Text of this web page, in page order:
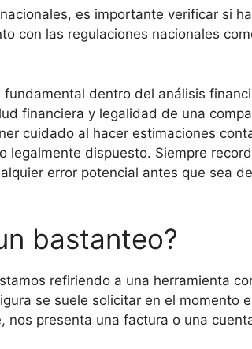
es importante verificar si
con las regulaciones nacionales
dentro del análisis
financiera y legalidad de una
cuidado al hacer estimaciones
legalmente dispuesto. Siempre
error potencial antes que sea
bastanteo?
refiriendo a una herramienta
se suele solicitar en el momento
nos presenta una factura o una